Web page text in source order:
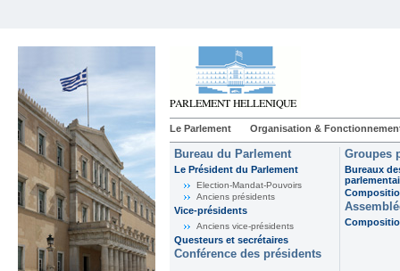
Le Parlement Organisation &
Bureau du Parlement
Le Président du Parlement
Election-Mandat-Pouvoirs
Anciens présidents
Vice-présidents
Anciens vice-présidents
Questeurs et secrétaires
Conférence des présidents
Groupes
Bureaux